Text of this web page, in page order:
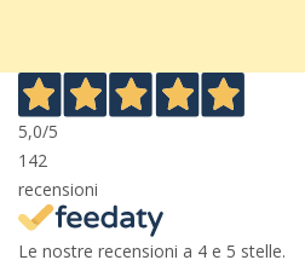
5,0/5
142
recensioni
Le nostre recensioni a 4 e 5 stelle.